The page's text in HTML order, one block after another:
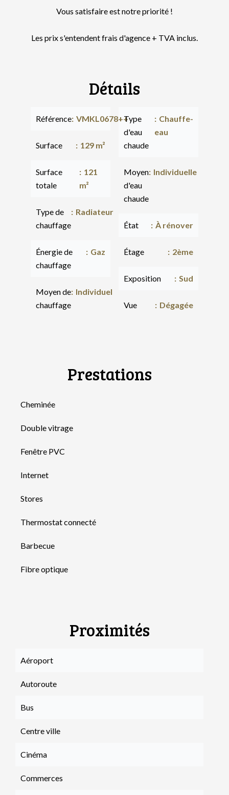
Vous satisfaire est notre priorité !
Les prix s'entendent frais d'agence + TVA inclus.
Détails
Référence VMKL0678++
Surface 129 m²
Surface
totale
121
m²
Type de
chauffage
Radiateur
Énergie de
chauffage
Gaz
Moyen de
chauffage
Individuel
Type
d'eau
chaude
Chauffe-
eau
Moyen
d'eau
chaude
Individuelle
État À rénover
Étage 2ème
Exposition Sud
Vue Dégagée
Prestations
Cheminée
Double vitrage
Fenêtre PVC
Internet
Stores
Thermostat connecté
Barbecue
Fibre optique
Proximités
Aéroport
Autoroute
Bus
Centre ville
Cinéma
Commerces